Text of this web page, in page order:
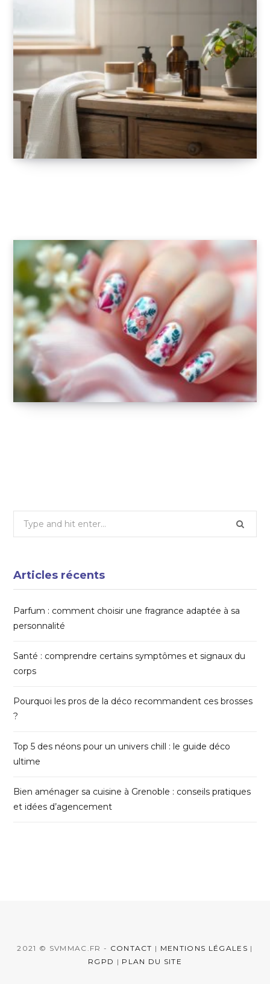
Search
Articles récents
Parfum : comment choisir une fragrance adaptée à sa
personnalité
Santé : comprendre certains symptômes et signaux du
corps
Pourquoi les pros de la déco recommandent ces brosses
?
Top 5 des néons pour un univers chill : le guide déco
ultime
Bien aménager sa cuisine à Grenoble : conseils pratiques
et idées d’agencement
2021 © SVMMAC.FR - CONTACT | MENTIONS LÉGALES |
RGPD | PLAN DU SITE